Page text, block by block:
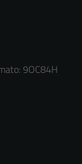
9OC84H